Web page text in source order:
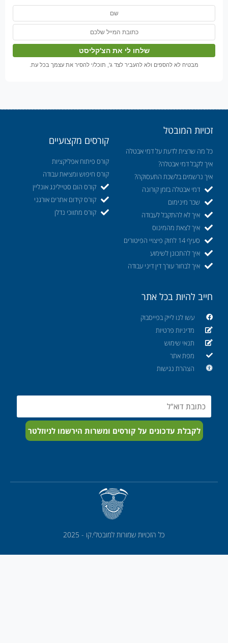
מבטיח לא להספים ולא להעביר לצד ג', תוכל/י להסיר את עצמך בכל עת.
זכויות המובטל
כל מה שרצית לדעת על דמי אבטלה
איך לקבל דמי אבטלה?
איך נרשמים בלשכת התעסוקה?
דמי אבטלה בזמן קורונה
שכר מינימום
איך לא להתקבל לעבודה
איך לצאת מהמינוס
סעיף 14 לחוק פיצויי הפיטורים
איך להתכונן לשימוע
איך לבחור עורך דין דיני עבודה
קורסים מקצועיים
קורס פיתוח אפליקציות
קורס חיפוש ומציאת עבודה
קורס הום סטיילינג אונליין
קורס קידום אתרים אורגני
קורס מתווכי נדלן
חייב להיות בכל אתר
עשו לנו לייק בפייסבוק
מדיניות פרטיות
תנאי שימוש
מפת אתר
הצהרת נגישות
Email
לקבלת עדכונים על קורסים ומשרות הירשמו לניוזלטר
כל הזכויות שמורות למובטלי.קו - 2025